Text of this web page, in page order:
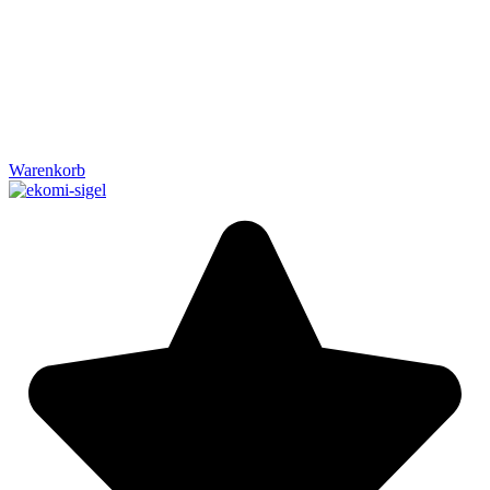
Warenkorb